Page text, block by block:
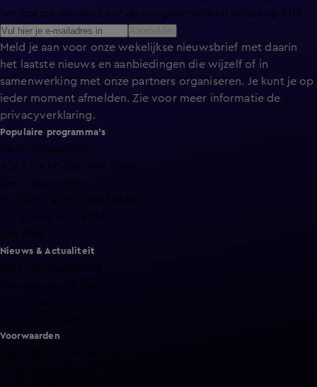
het laatste nieuws over de programma’s en series op KIJK.
Meld je aan voor onze wekelijkse nieuwsbrief met daarin
het laatste nieuws en aanbiedingen die wijzelf of in
samenwerking met onze partners organiseren. Je kunt je op
ieder moment afmelden. Zie voor meer informatie de
privacyverklaring.
Populaire programma's
De Bondgenoten
A.S.S. - Anti Survival Show
De Oranjezomer
Mi Dushi: wat is dan liefde?
Lang Leve de Liefde
Nieuws & Actualiteit
Voorwaarden